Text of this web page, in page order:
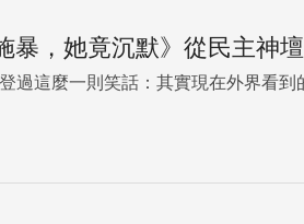
暴，她竟沉默》從民主神
過這麼一則笑話：其實現在外界看